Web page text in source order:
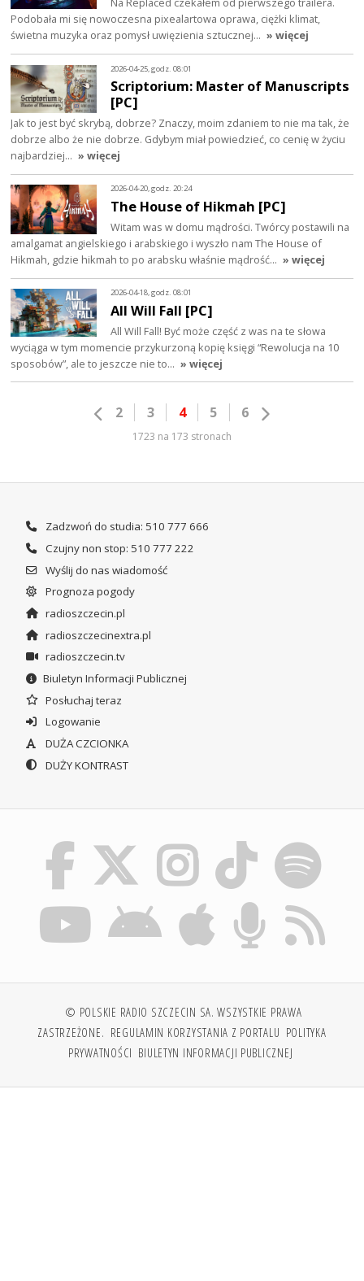
Podobała mi się nowoczesna pixealartowa oprawa, ciężki klimat,
świetna muzyka oraz pomysł uwięzienia sztucznej… » więcej
2026-04-25, godz. 08:01
Scriptorium: Master of Manuscripts
[PC]
Jak to jest być skrybą, dobrze? Znaczy, moim zdaniem to nie ma tak, że
dobrze albo że nie dobrze. Gdybym miał powiedzieć, co cenię w życiu
najbardziej… » więcej
2026-04-20, godz. 20:24
The House of Hikmah [PC]
Witam was w domu mądrości. Twórcy postawili na
amalgamat angielskiego i arabskiego i wyszło nam The House of
Hikmah, gdzie hikmah to po arabsku właśnie mądrość… » więcej
2026-04-18, godz. 08:01
All Will Fall [PC]
All Will Fall! Być może część z was na te słowa
wyciąga w tym momencie przykurzoną kopię księgi “Rewolucja na 10
sposobów”, ale to jeszcze nie to… » więcej
2 3 4 5 6
1723 na 173 stronach
Zadzwoń do studia: 510 777 666
Czujny non stop: 510 777 222
Wyślij do nas wiadomość
Prognoza pogody
radioszczecin.pl
radioszczecinextra.pl
radioszczecin.tv
Biuletyn Informacji Publicznej
Posłuchaj teraz
Logowanie
DUŻA CZCIONKA
DUŻY KONTRAST
© POLSKIE RADIO SZCZECIN SA. WSZYSTKIE PRAWA
ZASTRZEŻONE. REGULAMIN KORZYSTANIA Z PORTALU POLITYKA
PRYWATNOŚCI BIULETYN INFORMACJI PUBLICZNEJ